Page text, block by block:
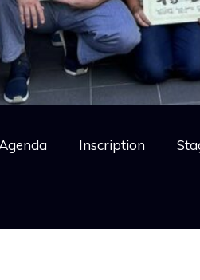
Agenda Inscription